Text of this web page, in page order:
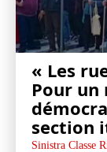
« Les
Pour
section
Sinistra Classe